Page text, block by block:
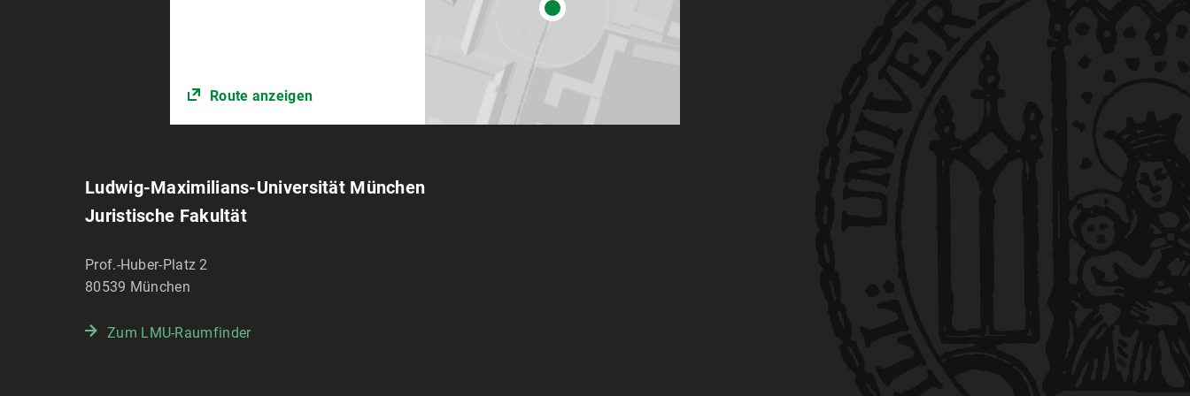
Gsell), in: Arroyo Vendrell, Tatiana/Gsell, Beate/Kindl, Johann (Hrsg.), Die Schadensersatzhaftung – La Responsabilidad Civil,
Route anzeigen
Ludwig-Maximilians-Universität München
Juristische Fakultät
Prof.-Huber-Platz 2
80539 München
Zum LMU-Raumfinder